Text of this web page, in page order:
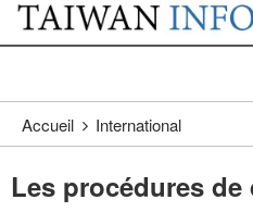
Passer au contenu principal
:::
Accueil International
Les procédures